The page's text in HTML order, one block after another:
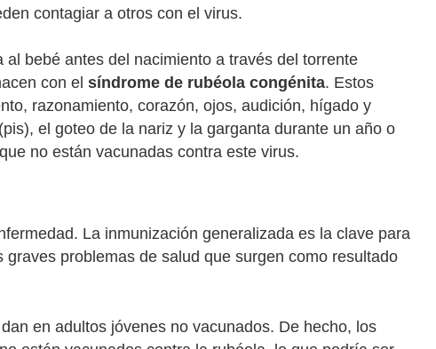
contagiar a otros con el virus.
bebé antes del nacimiento a través del torrente
con el síndrome de rubéola congénita. Estos
razonamiento, corazón, ojos, audición, hígado y
el goteo de la nariz y la garganta durante un año o
no están vacunadas contra este virus.
La inmunización generalizada es la clave para
problemas de salud que surgen como resultado
en adultos jóvenes no vacunados. De hecho, los